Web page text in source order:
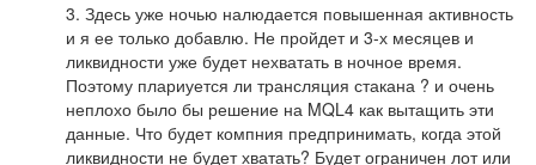
3. Здесь уже ночью налюдается повышенная активность
и я ее только добавлю. Не пройдет и 3-х месяцев и
ликвидности уже будет нехватать в ночное время.
Поэтому плариуется ли трансляция стакана ? и очень
неплохо было бы решение на MQL4 как вытащить эти
данные. Что будет компния предпринимать, когда этой
ликвидности не будет хватать? Будет ограничен лот или